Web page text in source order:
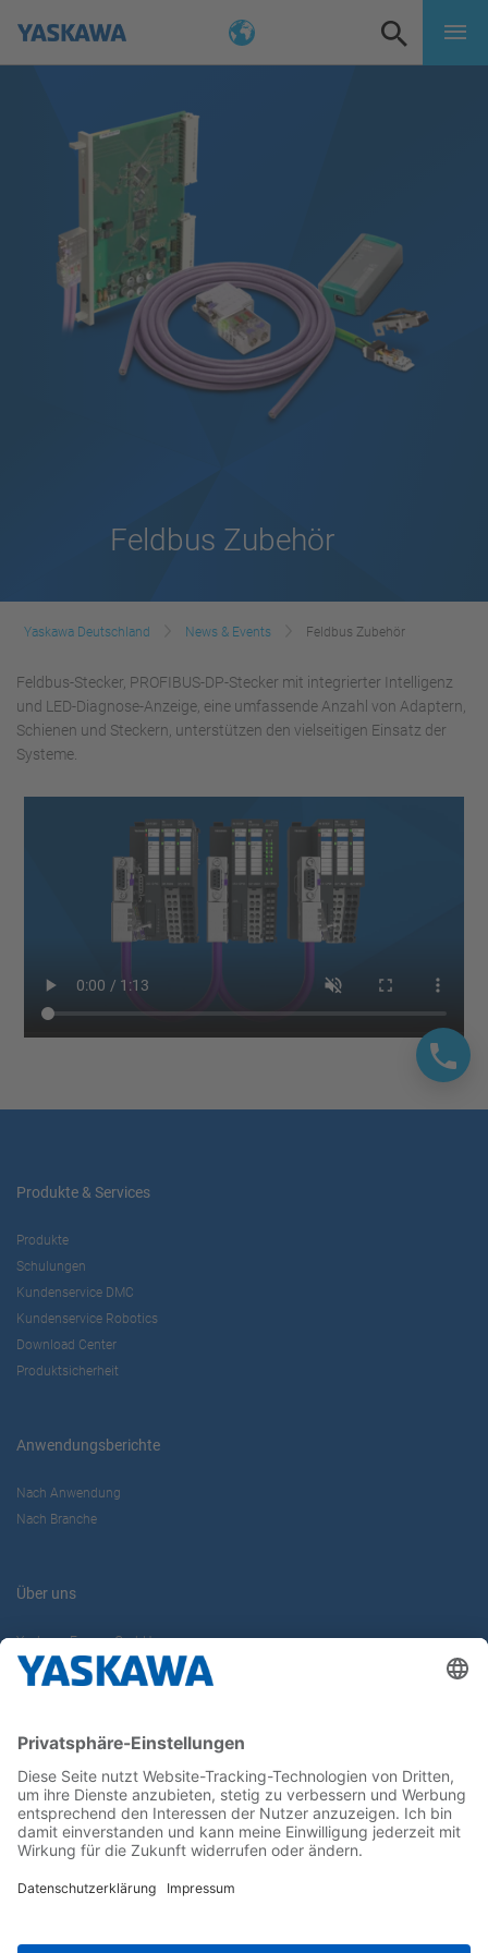
Feldbus Zubehör
Yaskawa Deutschland News & Events Feldbus Zubehör
Feldbus-Stecker, PROFIBUS-DP-Stecker mit integrierter Intelligenz
und LED-Diagnose-Anzeige, eine umfassende Anzahl von Adaptern,
Schienen und Steckern, unterstützen den vielseitigen Einsatz der
Systeme.
Produkte & Services
Produkte
Schulungen
Kundenservice DMC
Kundenservice Robotics
Download Center
Produktsicherheit
Anwendungsberichte
Nach Anwendung
Nach Branche
Über uns
Yaskawa Europe GmbH
Karriere
Newsletter
Follow us on...